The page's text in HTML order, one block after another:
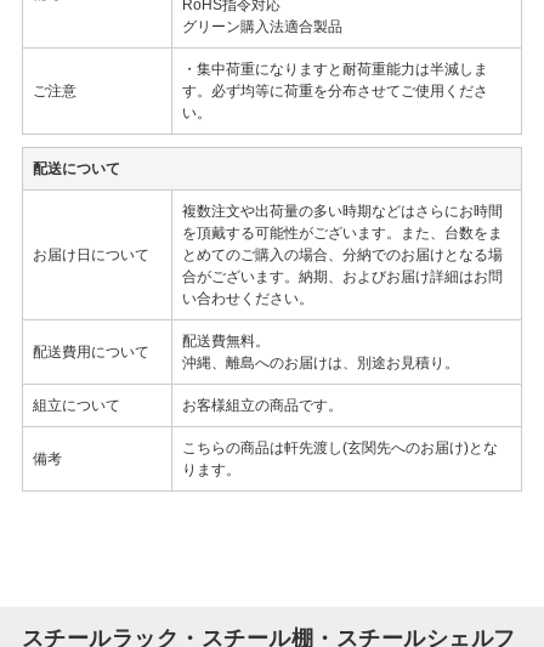
RoHS指令対応
グリーン購入法適合製品
ご注意
・集中荷重になりますと耐荷重能力は半減しま
す。必ず均等に荷重を分布させてご使用くださ
い。
配送について
お届け日について
複数注文や出荷量の多い時期などはさらにお時間
を頂戴する可能性がございます。また、台数をま
とめてのご購入の場合、分納でのお届けとなる場
合がございます。納期、およびお届け詳細はお問
い合わせください。
配送費用について
配送費無料。
沖縄、離島へのお届けは、別途お見積り。
組立について お客様組立の商品です。
備考
こちらの商品は軒先渡し(玄関先へのお届け)とな
ります。
スチールラック・スチール棚・スチールシェルフ